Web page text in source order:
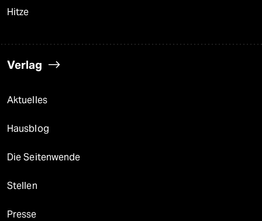
Hitze
Verlag
Aktuelles
Hausblog
Die Seitenwende
Stellen
Presse